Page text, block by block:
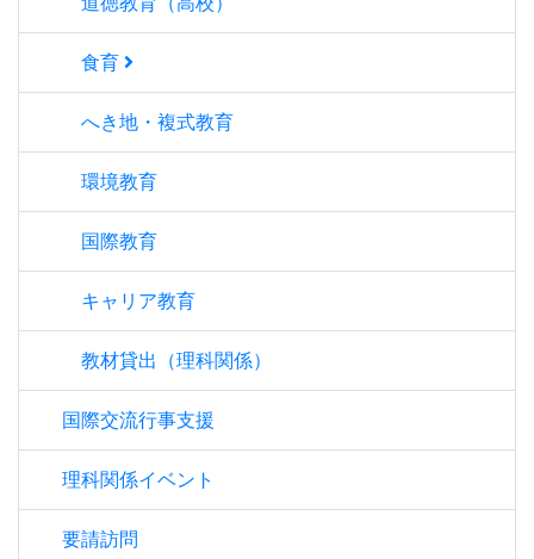
食育
へき地・複式教育
環境教育
国際教育
キャリア教育
教材貸出（理科関係）
国際交流行事支援
理科関係イベント
要請訪問